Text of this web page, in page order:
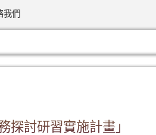
我們
探討研習實施計畫」